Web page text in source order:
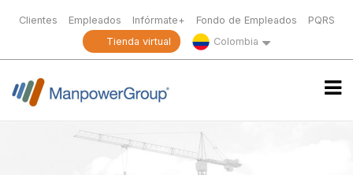
Clientes Empleados Infórmate+ Fondo de Empleados
PQRS
Tienda virtual
Colombia